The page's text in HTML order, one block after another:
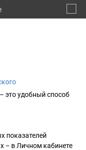
это удобный способ
показателей
– в Личном кабинете